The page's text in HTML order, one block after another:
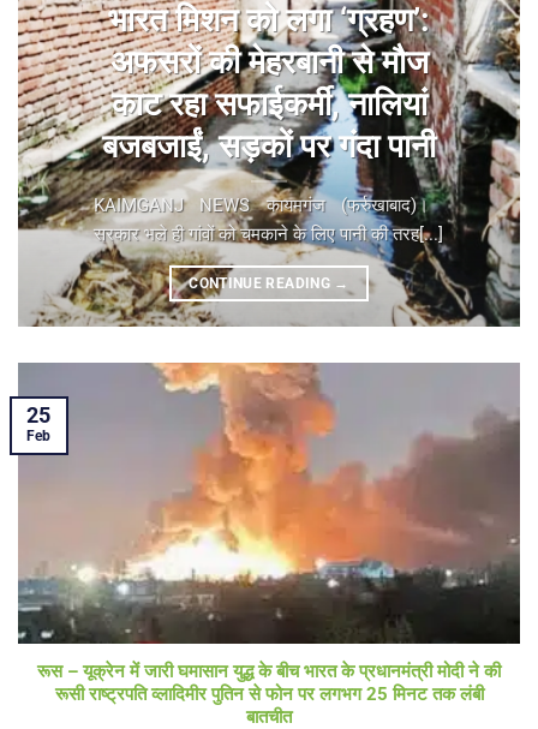
भारत मिशन को लगा ‘ग्रहण’:
अफसरों की मेहरबानी से मौज
काट रहा सफाईकर्मी, नालियां
बजबजाईं, सड़कों पर गंदा पानी
KAIMGANJ NEWS कायमगंज (फर्रुखाबाद)। ​
सरकार भले ही गांवों को चमकाने के लिए पानी की तरह[...]
CONTINUE READING →
रूस – यूक्रेन में जारी घमासान युद्ध के बीच भारत के प्रधानमंत्री मोदी ने की
रूसी राष्ट्रपति व्लादिमीर पुतिन से फोन पर लगभग 25 मिनट तक लंबी
बातचीत
25
Feb